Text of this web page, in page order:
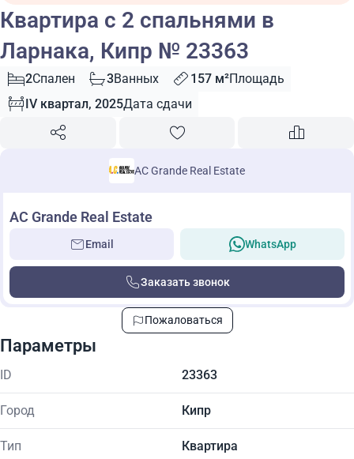
Квартира с 2 спальнями в
Ларнака, Кипр № 23363
2Спален 3Ванных 157 м²Площадь
IV квартал, 2025Дата сдачи
AC Grande Real Estate
AC Grande Real Estate
Email WhatsApp
Заказать звонок
Пожаловаться
Параметры
ID 23363
Город Кипр
Тип Квартира